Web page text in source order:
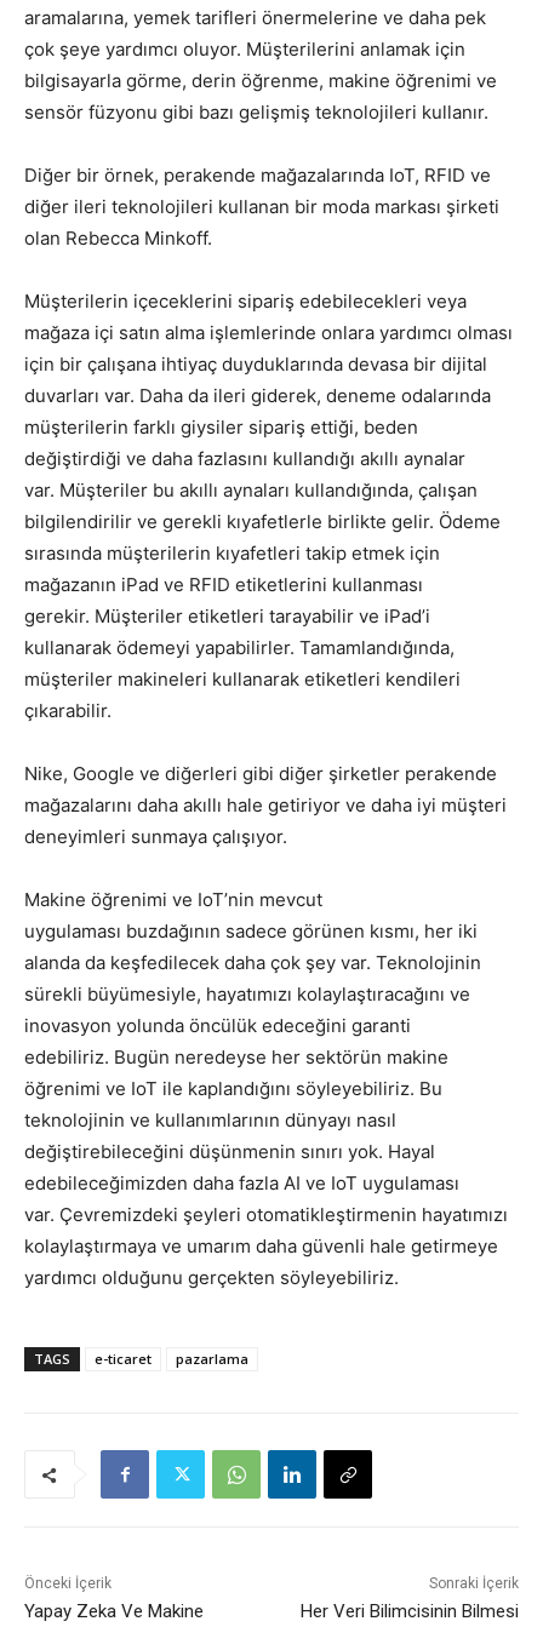
aramalarına, yemek tarifleri önermelerine ve daha pek
çok şeye yardımcı oluyor. Müşterilerini anlamak için
bilgisayarla görme, derin öğrenme, makine öğrenimi ve
sensör füzyonu gibi bazı gelişmiş teknolojileri kullanır.
Diğer bir örnek, perakende mağazalarında IoT, RFID ve
diğer ileri teknolojileri kullanan bir moda markası şirketi
olan Rebecca Minkoff.
Müşterilerin içeceklerini sipariş edebilecekleri veya
mağaza içi satın alma işlemlerinde onlara yardımcı olması
için bir çalışana ihtiyaç duyduklarında devasa bir dijital
duvarları var. Daha da ileri giderek, deneme odalarında
müşterilerin farklı giysiler sipariş ettiği, beden
değiştirdiği ve daha fazlasını kullandığı akıllı aynalar
var. Müşteriler bu akıllı aynaları kullandığında, çalışan
bilgilendirilir ve gerekli kıyafetlerle birlikte gelir. Ödeme
sırasında müşterilerin kıyafetleri takip etmek için
mağazanın iPad ve RFID etiketlerini kullanması
gerekir. Müşteriler etiketleri tarayabilir ve iPad’i
kullanarak ödemeyi yapabilirler. Tamamlandığında,
müşteriler makineleri kullanarak etiketleri kendileri
çıkarabilir.
Nike, Google ve diğerleri gibi diğer şirketler perakende
mağazalarını daha akıllı hale getiriyor ve daha iyi müşteri
deneyimleri sunmaya çalışıyor.
Makine öğrenimi ve IoT’nin mevcut
uygulaması buzdağının sadece görünen kısmı, her iki
alanda da keşfedilecek daha çok şey var. Teknolojinin
sürekli büyümesiyle, hayatımızı kolaylaştıracağını ve
inovasyon yolunda öncülük edeceğini garanti
edebiliriz. Bugün neredeyse her sektörün makine
öğrenimi ve IoT ile kaplandığını söyleyebiliriz. Bu
teknolojinin ve kullanımlarının dünyayı nasıl
değiştirebileceğini düşünmenin sınırı yok. Hayal
edebileceğimizden daha fazla AI ve IoT uygulaması
var. Çevremizdeki şeyleri otomatikleştirmenin hayatımızı
kolaylaştırmaya ve umarım daha güvenli hale getirmeye
yardımcı olduğunu gerçekten söyleyebiliriz.
TAGS e-ticaret pazarlama
Önceki İçerik
Yapay Zeka Ve Makine
Sonraki İçerik
Her Veri Bilimcisinin Bilmesi